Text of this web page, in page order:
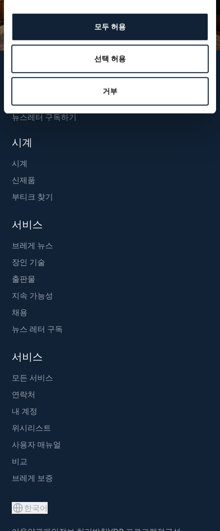
모두 허용
선택 허용
거부
브레게 팔로우하기
뉴스레터 구독하기
시계
시계
신제품
부티크 찾기
서비스
브레게 뉴스
장인 기술
출판물
지속 가능성
채용
뉴스 레터 구독
서비스
모든 서비스
연락처
내 계정
위시리스트
사용자 매뉴얼
비교
브레게 보증
한국어